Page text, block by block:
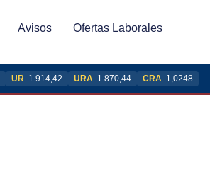
Avisos Ofertas Laborales
UR 1.914,42 URA 1.870,44 CRA 1,0248